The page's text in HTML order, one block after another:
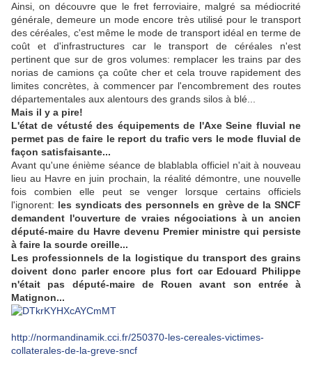
Ainsi, on découvre que le fret ferroviaire, malgré sa médiocrité
générale, demeure un mode encore très utilisé pour le transport
des céréales, c'est même le mode de transport idéal en terme de
coût et d'infrastructures car le transport de céréales n'est
pertinent que sur de gros volumes: remplacer les trains par des
norias de camions ça coûte cher et cela trouve rapidement des
limites concrètes, à commencer par l'encombrement des routes
départementales aux alentours des grands silos à blé...
Mais il y a pire!
L'état de vétusté des équipements de l'Axe Seine fluvial ne
permet pas de faire le report du trafic vers le mode fluvial de
façon satisfaisante...
Avant qu'une énième séance de blablabla officiel n'ait à nouveau
lieu au Havre en juin prochain, la réalité démontre, une nouvelle
fois combien elle peut se venger lorsque certains officiels
l'ignorent: les syndicats des personnels en grève de la SNCF
demandent l'ouverture de vraies négociations à un ancien
député-maire du Havre devenu Premier ministre qui persiste
à faire la sourde oreille...
Les professionnels de la logistique du transport des grains
doivent donc parler encore plus fort car Edouard Philippe
n'était pas député-maire de Rouen avant son entrée à
Matignon...
http://normandinamik.cci.fr/250370-les-cereales-victimes-
collaterales-de-la-greve-sncf